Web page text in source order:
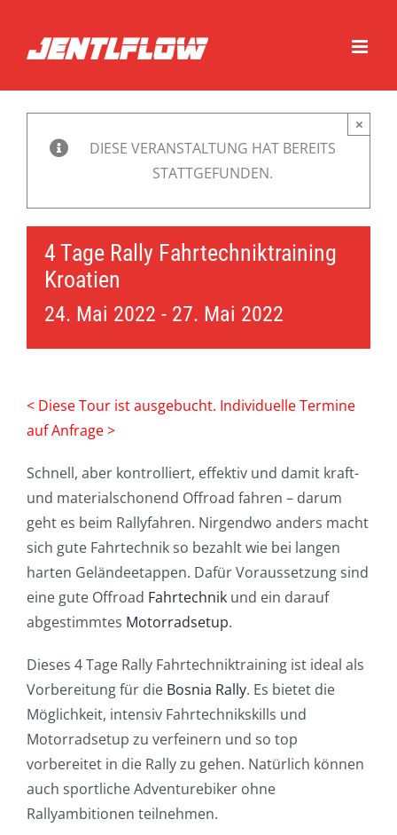
springen
DIESE VERANSTALTUNG HAT BEREITS
STATTGEFUNDEN.
×
4 Tage Rally Fahrtechniktraining
Kroatien
24. Mai 2022 - 27. Mai 2022
< Diese Tour ist ausgebucht. Individuelle Termine
auf Anfrage >
Schnell, aber kontrolliert, effektiv und damit kraft-
und materialschonend Offroad fahren – darum
geht es beim Rallyfahren. Nirgendwo anders macht
sich gute Fahrtechnik so bezahlt wie bei langen
harten Geländeetappen. Dafür Voraussetzung sind
eine gute Offroad Fahrtechnik und ein darauf
abgestimmtes Motorradsetup.
Dieses 4 Tage Rally Fahrtechniktraining ist ideal als
Vorbereitung für die Bosnia Rally. Es bietet die
Möglichkeit, intensiv Fahrtechnikskills und
Motorradsetup zu verfeinern und so top
vorbereitet in die Rally zu gehen. Natürlich können
auch sportliche Adventurebiker ohne
Rallyambitionen teilnehmen.